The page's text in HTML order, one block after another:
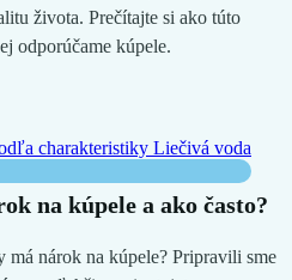
života. Prečítajte si ako túto
odporúčame kúpele.
na kúpele a ako často?
nárok na kúpele? Pripravili sme
charakteristiky Liečivá voda